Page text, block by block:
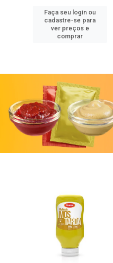
Faça seu login ou
cadastre-se para
ver preços e
comprar